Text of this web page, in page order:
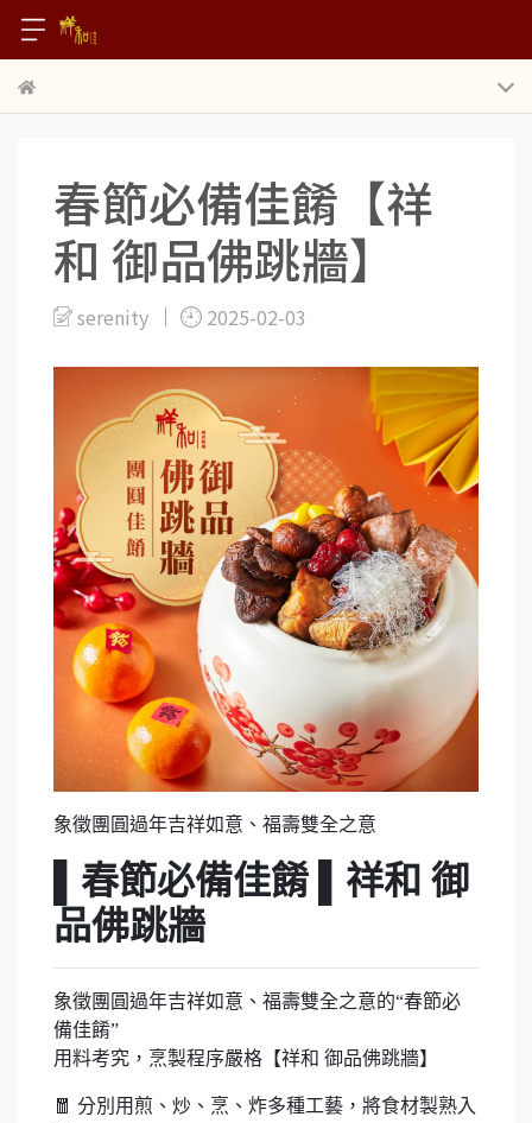
春節必備佳餚【祥
和 御品佛跳牆】
serenity 2025-02-03
象徵團圓過年吉祥如意、福壽雙全之意
▌春節必備佳餚 ▌祥和 御
品佛跳牆
象徵團圓過年吉祥如意、福壽雙全之意的“春節必
備佳餚”
用料考究，烹製程序嚴格【祥和 御品佛跳牆】
🧧 分別用煎、炒、烹、炸多種工藝，將食材製熟入